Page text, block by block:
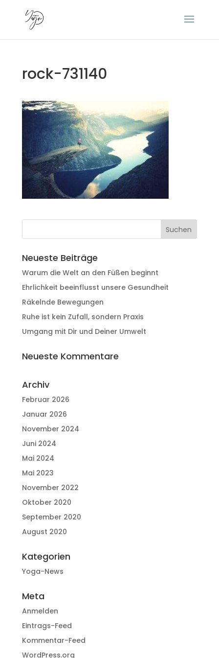
rock-731140
Neueste Beiträge
Warum die Welt an den Füßen beginnt
Ehrlichkeit beeinflusst unsere Gesundheit
Räkelnde Bewegungen
Ruhe ist kein Zufall, sondern Praxis
Umgang mit Dir und Deiner Umwelt
Neueste Kommentare
Archiv
Februar 2026
Januar 2026
November 2024
Juni 2024
Mai 2024
Mai 2023
November 2022
Oktober 2020
September 2020
August 2020
Kategorien
Yoga-News
Meta
Anmelden
Eintrags-Feed
Kommentar-Feed
WordPress.org